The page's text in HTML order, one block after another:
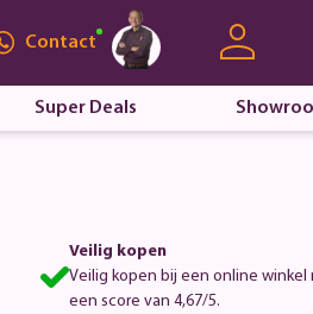
Contact
Super Deals
Veilig kopen
Veilig kopen bij een online winkel
een score van 4,67/5.